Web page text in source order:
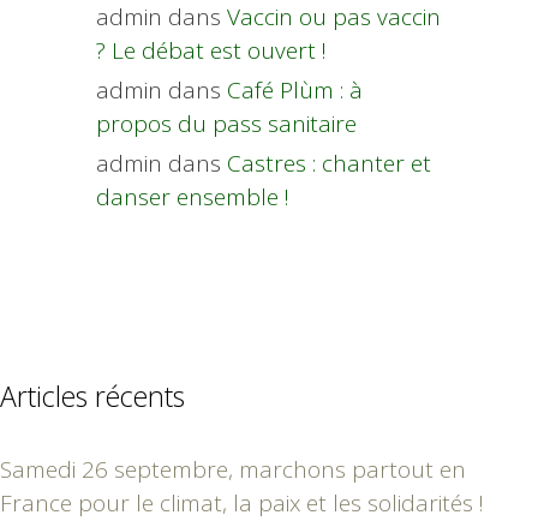
admin dans Vaccin ou pas vaccin
? Le débat est ouvert !
admin dans Café Plùm : à
propos du pass sanitaire
admin dans Castres : chanter et
danser ensemble !
Articles récents
Samedi 26 septembre, marchons partout en
France pour le climat, la paix et les solidarités !